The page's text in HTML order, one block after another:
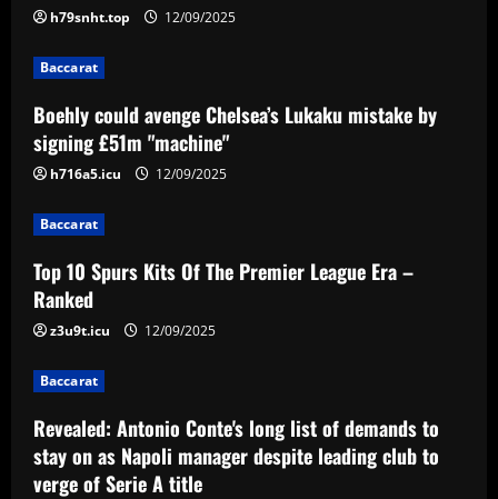
Top 10 Spurs Kits Of The Premier
League Era – Ranked
12/09/2025
4
Revealed: Antonio Conte's long list of
demands to stay on as Napoli manager
title
5
Reply received as Tottenham make offer
for "special" £47,000-per-week ace
12/09/2025
h79snht.top 12/09/2025
Baccarat
Boehly could avenge Chelsea’s Lukaku mistake by
signing £51m "machine"
h716a5.icu 12/09/2025
Baccarat
Top 10 Spurs Kits Of The Premier League Era –
Ranked
z3u9t.icu 12/09/2025
Baccarat
Revealed: Antonio Conte's long list of demands to
stay on as Napoli manager despite leading club to
verge of Serie A title